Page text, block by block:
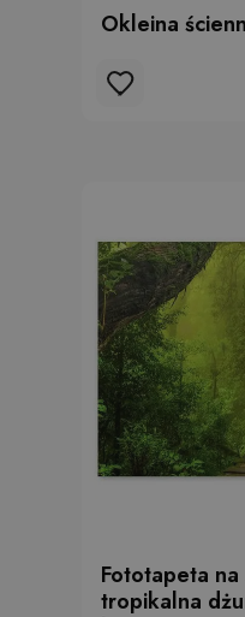
Okleina
Fototapeta
tropikalna